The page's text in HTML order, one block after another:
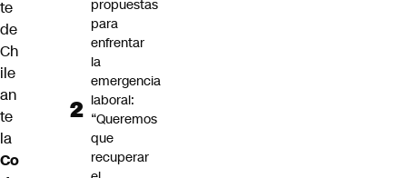
te
de
Ch
ile
an
te
la
Co
propuestas
para
enfrentar
la
emergencia
laboral:
“Queremos
que
recuperar